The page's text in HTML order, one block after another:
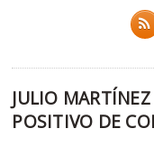
JULIO
POSITIVO DE